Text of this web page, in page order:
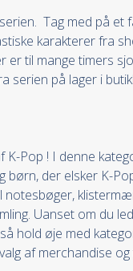
Tag med på et
karakterer fra
er til mange timers
serien på lager i
K-Pop ! I denne
børn, der elsker K-
Uanset om du
hold øje med
af merchandise